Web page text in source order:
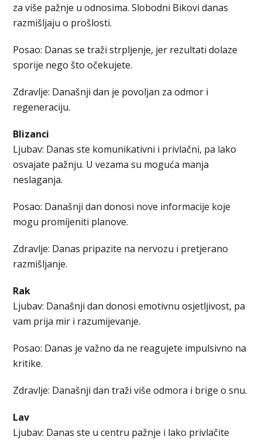
za više pažnje u odnosima. Slobodni Bikovi danas
razmišljaju o prošlosti.
Posao: Danas se traži strpljenje, jer rezultati dolaze
sporije nego što očekujete.
Zdravlje: Današnji dan je povoljan za odmor i
regeneraciju.
Blizanci
Ljubav: Danas ste komunikativni i privlačni, pa lako
osvajate pažnju. U vezama su moguća manja
neslaganja.
Posao: Današnji dan donosi nove informacije koje
mogu promijeniti planove.
Zdravlje: Danas pripazite na nervozu i pretjerano
razmišljanje.
Rak
Ljubav: Današnji dan donosi emotivnu osjetljivost, pa
vam prija mir i razumijevanje.
Posao: Danas je važno da ne reagujete impulsivno na
kritike.
Zdravlje: Današnji dan traži više odmora i brige o snu.
Lav
Ljubav: Danas ste u centru pažnje i lako privlačite